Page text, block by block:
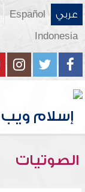
عربي Español
Indonesia
الصوتيات